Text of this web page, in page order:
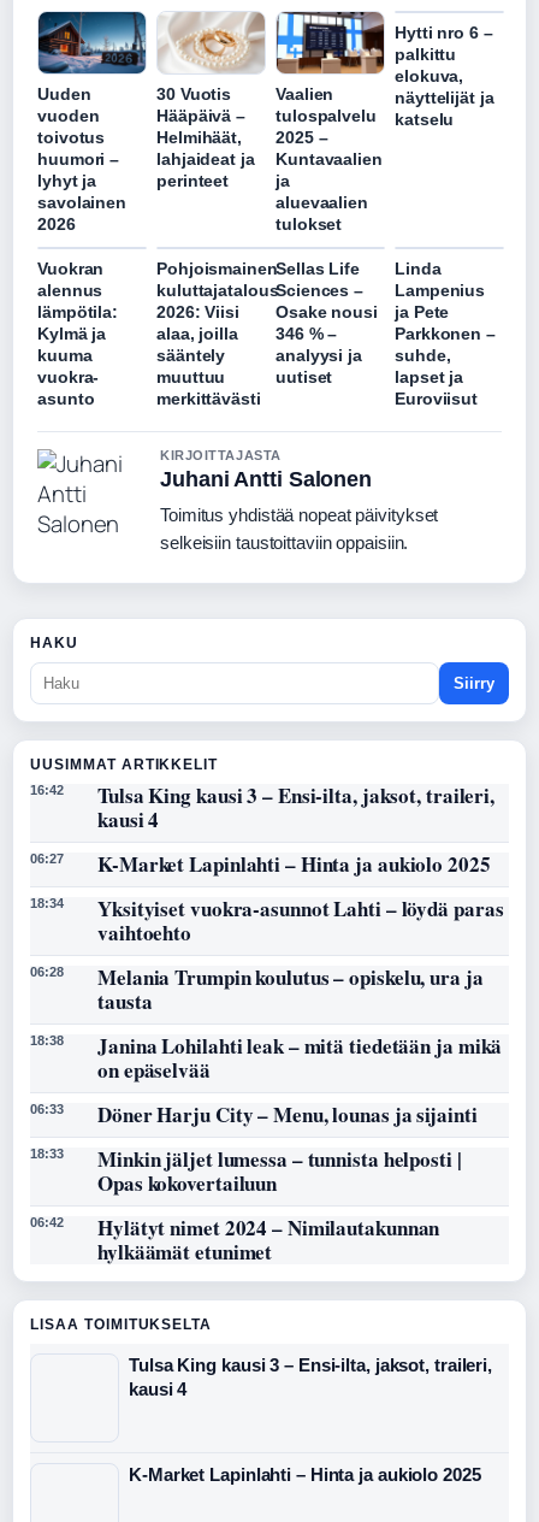
Uuden
vuoden
toivotus
huumori –
lyhyt ja
savolainen
2026
30 Vuotis
Hääpäivä –
Helmihäät,
lahjaideat ja
perinteet
Vaalien
tulospalvelu
2025 –
Kuntavaalien
ja
aluevaalien
tulokset
Hytti nro 6 –
palkittu
elokuva,
näyttelijät ja
katselu
Vuokran
alennus
lämpötila:
Kylmä ja
kuuma
vuokra-
asunto
Pohjoismainen
kuluttajatalous
2026: Viisi
alaa, joilla
sääntely
muuttuu
merkittävästi
Sellas Life
Sciences –
Osake nousi
346 % –
analyysi ja
uutiset
Linda
Lampenius
ja Pete
Parkkonen –
suhde,
lapset ja
Euroviisut
KIRJOITTAJASTA
Juhani Antti Salonen
Toimitus yhdistää nopeat päivitykset
selkeisiin taustoittaviin oppaisiin.
HAKU
Siirry
UUSIMMAT ARTIKKELIT
16:42
Tulsa King kausi 3 – Ensi-ilta, jaksot, traileri,
kausi 4
06:27 K-Market Lapinlahti – Hinta ja aukiolo 2025
18:34
Yksityiset vuokra-asunnot Lahti – löydä paras
vaihtoehto
06:28
Melania Trumpin koulutus – opiskelu, ura ja
tausta
18:38
Janina Lohilahti leak – mitä tiedetään ja mikä
on epäselvää
06:33 Döner Harju City – Menu, lounas ja sijainti
18:33
Minkin jäljet lumessa – tunnista helposti |
Opas kokovertailuun
06:42
Hylätyt nimet 2024 – Nimilautakunnan
hylkäämät etunimet
LISAA TOIMITUKSELTA
Tulsa King kausi 3 – Ensi-ilta, jaksot, traileri,
kausi 4
K-Market Lapinlahti – Hinta ja aukiolo 2025